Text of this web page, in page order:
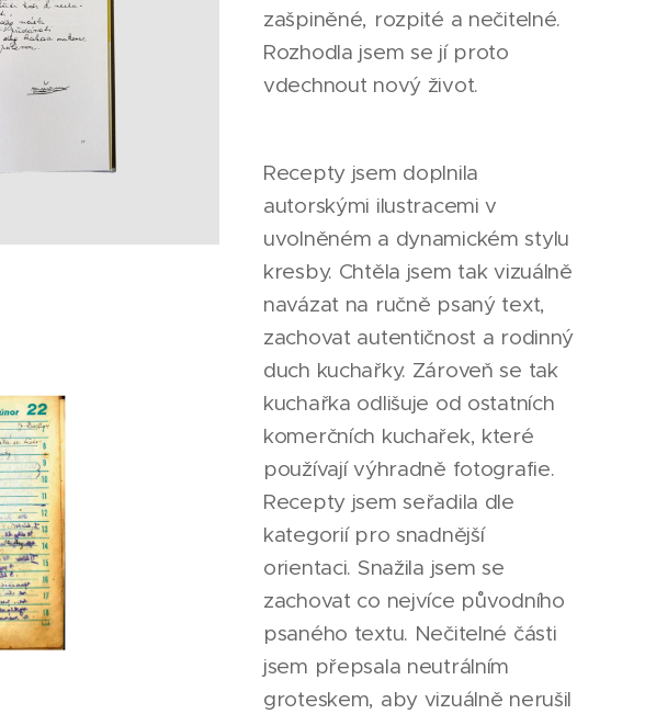
zašpiněné, rozpité a nečitelné.
Rozhodla jsem se jí proto
vdechnout nový život.
Recepty jsem doplnila
autorskými ilustracemi v
uvolněném a dynamickém stylu
kresby. Chtěla jsem tak vizuálně
navázat na ručně psaný text,
zachovat autentičnost a rodinný
duch kuchařky. Zároveň se tak
kuchařka odlišuje od ostatních
komerčních kuchařek, které
používají výhradně fotografie.
Recepty jsem seřadila dle
kategorií pro snadnější
orientaci. Snažila jsem se
zachovat co nejvíce původního
psaného textu. Nečitelné části
jsem přepsala neutrálním
groteskem, aby vizuálně nerušil